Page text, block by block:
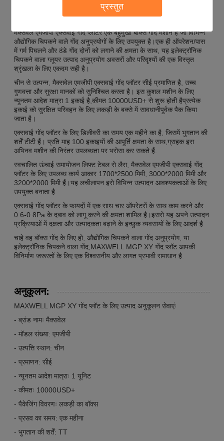
प्रस्तुत
मैक्सवेल एमजीपी एक्सवाई गोंद प्लॉटर एक बहुमुखी बॉक्स गोंद मशीन है जो विभिन्न
औद्योगिक चिपकने वाले गोंद अनुप्रयोगों के लिए उपयुक्त है।एक ही ऑपरेशन/पास
में गर्म पिघलने और ठंडे गोंद दोनों को लगाने की क्षमता के साथ, यह इलेक्ट्रॉनिक
चिपकने वाला ग्लूयर उत्पाद अनुप्रयोग अवसरों और परिदृश्यों की एक विस्तृत
श्रृंखला के लिए एकदम सही है।
चीन से उत्पन्न, मैक्सवेल एमजीपी एक्सवाई गोंद प्लॉटर सीई प्रमाणित है, उच्च
गुणवत्ता और सुरक्षा मानकों को सुनिश्चित करता है। इस कुशल मशीन के लिए
न्यूनतम आदेश मात्रा 1 इकाई है,कीमत 10000USD+ से शुरू होती हैप्रत्येक
इकाई को सुरक्षित परिवहन के लिए लकड़ी के बक्से में सावधानीपूर्वक पैक किया
जाता है।
एक्सवाई गोंद प्लॉटर के लिए डिलीवरी का समय एक महीने का है, जिसमें भुगतान की
शर्तें टीटी हैं। प्रति माह 100 इकाइयों की आपूर्ति क्षमता के साथ,ग्राहक इस
अभिनव मशीन की निरंतर उपलब्धता पर भरोसा कर सकते हैं.
स्वचालित ऊंचाई समायोजन लिफ्ट टेबल से लैस, मैक्सवेल एमजीपी एक्सवाई गोंद
प्लॉटर के लिए उपलब्ध कार्य आकार 1700*2500 मिमी, 3000*2000 मिमी और
3200*2000 मिमी हैं।यह लचीलापन इसे विभिन्न उत्पादन आवश्यकताओं के लिए
उपयुक्त बनाता है.
एक्सवाई गोंद प्लॉटर के फायदों में एक साथ चार ऑपरेटरों के साथ काम करने और
0.6-0.8Pa के दबाव को लागू करने की क्षमता शामिल है।इससे यह अपने उत्पादन
प्रक्रियाओं में दक्षता और उत्पादकता बढ़ाने के इच्छुक व्यवसायों के लिए आदर्श है.
चाहे वह बॉक्स गोंद के लिए हो, औद्योगिक चिपकने वाला गोंद अनुप्रयोग, या
इलेक्ट्रॉनिक चिपकने वाला गोंद,MAXWELL MGP XY गोंद प्लॉट आपकी
विनिर्माण जरूरतों के लिए एक विश्वसनीय और लागत प्रभावी समाधान है.
अनुकूलन:
MAXWELL MGP XY गोंद प्लॉट के लिए उत्पाद अनुकूलन सेवाएंः
- ब्रांड नामः मैक्सवेल
- मॉडल संख्या: एमजीपी
- उत्पत्ति स्थान: चीन
- प्रमाणन: सीई
- न्यूनतम आदेश मात्राः 1 यूनिट
- कीमतः 10000USD+
- पैकेजिंग विवरणः लकड़ी का बॉक्स
- प्रसव का समय: एक महीना
- भुगतान की शर्तें: TT